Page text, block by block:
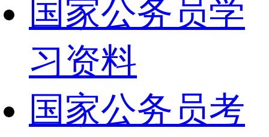
国家公务员学
习资料
国家公务员考